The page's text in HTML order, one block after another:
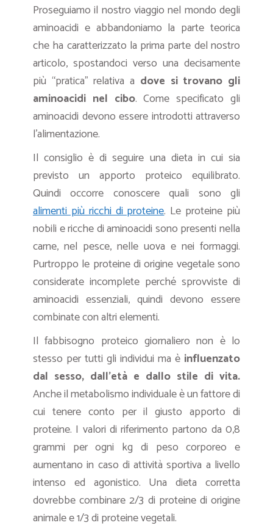
Proseguiamo il nostro viaggio nel mondo degli
aminoacidi e abbandoniamo la parte teorica
che ha caratterizzato la prima parte del nostro
articolo, spostandoci verso una decisamente
più “pratica” relativa a dove si trovano gli
aminoacidi nel cibo. Come specificato gli
aminoacidi devono essere introdotti attraverso
l’alimentazione.
Il consiglio è di seguire una dieta in cui sia
previsto un apporto proteico equilibrato.
Quindi occorre conoscere quali sono gli
alimenti più ricchi di proteine. Le proteine più
nobili e ricche di aminoacidi sono presenti nella
carne, nel pesce, nelle uova e nei formaggi.
Purtroppo le proteine di origine vegetale sono
considerate incomplete perché sprovviste di
aminoacidi essenziali, quindi devono essere
combinate con altri elementi.
Il fabbisogno proteico giornaliero non è lo
stesso per tutti gli individui ma è influenzato
dal sesso, dall’età e dallo stile di vita.
Anche il metabolismo individuale è un fattore di
cui tenere conto per il giusto apporto di
proteine. I valori di riferimento partono da 0,8
grammi per ogni kg di peso corporeo e
aumentano in caso di attività sportiva a livello
intenso ed agonistico. Una dieta corretta
dovrebbe combinare 2/3 di proteine di origine
animale e 1/3 di proteine vegetali.